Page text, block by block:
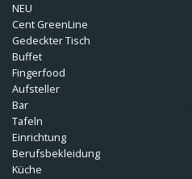
NEU
Cent GreenLine
Gedeckter Tisch
Buffet
Fingerfood
Aufsteller
Bar
Tafeln
Einrichtung
Berufsbekleidung
Küche